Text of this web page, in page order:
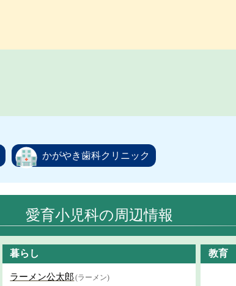
かがやき歯科クリニック
愛育小児科の周辺情報
暮らし
ラーメン公太郎 (ラーメン)
教育